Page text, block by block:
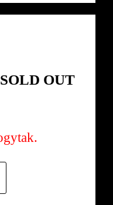
SOLD OUT